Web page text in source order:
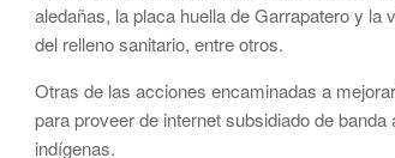
aledañas, la placa huella de Garrapatero y
del relleno sanitario, entre otros.
Otras de las acciones encaminadas a
para proveer de internet subsidiado de
indígenas.